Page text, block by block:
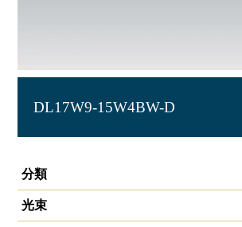
DL17W9-15W4BW-D
分類
光束